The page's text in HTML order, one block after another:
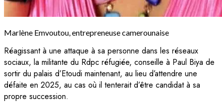
Marlène Emvoutou, entrepreneuse camerounaise
Réagissant à une attaque à sa personne dans les réseaux
sociaux, la militante du Rdpc réfugiée, conseille à Paul Biya de
sortir du palais d’Etoudi maintenant, au lieu d’attendre une
défaite en 2025, au cas où il tenterait d’être candidat à sa
propre succession.